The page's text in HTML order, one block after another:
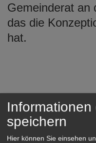
Gemeinderat an
das die
hat.
Konzeption
Informationen
speichern
Hier können Sie einsehen